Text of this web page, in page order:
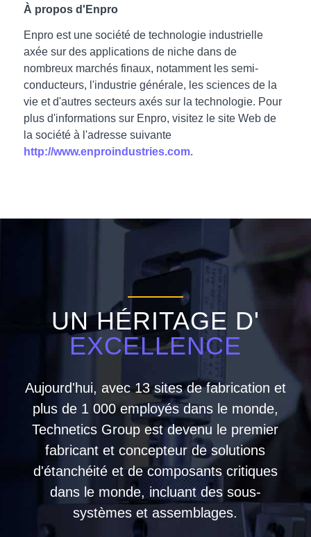
À propos d'Enpro
Enpro est une société de technologie industrielle
axée sur des applications de niche dans de
nombreux marchés finaux, notamment les semi-
conducteurs, l'industrie générale, les sciences de la
vie et d'autres secteurs axés sur la technologie. Pour
plus d'informations sur Enpro, visitez le site Web de
la société à l'adresse suivante
http://www.enproindustries.com.
UN HÉRITAGE D'
EXCELLENCE
Aujourd'hui, avec 13 sites de fabrication et
plus de 1 000 employés dans le monde,
Technetics Group est devenu le premier
fabricant et concepteur de solutions
d'étanchéité et de composants critiques
dans le monde, incluant des sous-
systèmes et assemblages.